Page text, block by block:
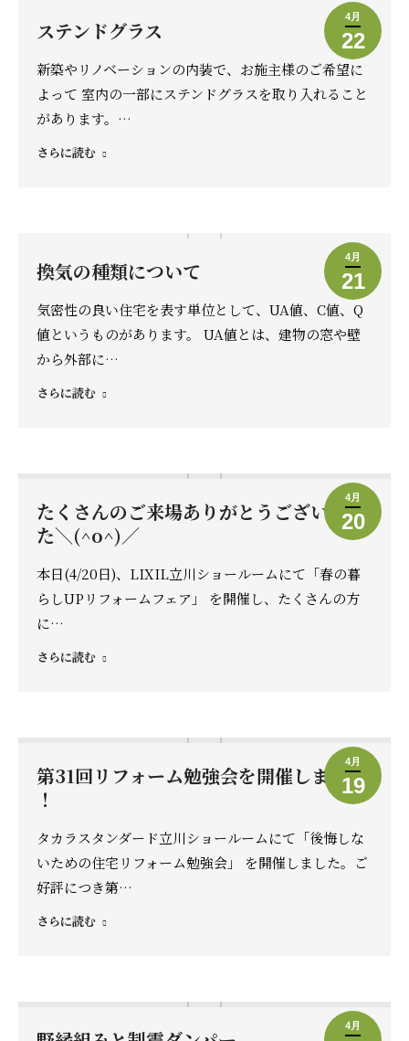
4月
22
ステンドグラス
新築やリノベーションの内装で、お施主様のご希望に
よって 室内の一部にステンドグラスを取り入れること
があります。…
さらに読む
4月
21
換気の種類について
気密性の良い住宅を表す単位として、UA値、C値、Q
値というものがあります。 UA値とは、建物の窓や壁
から外部に…
さらに読む
4月
20
たくさんのご来場ありがとうございまし
た＼(^o^)／
本日(4/20日)、LIXIL立川ショールームにて「春の暮
らしUPリフォームフェア」 を開催し、たくさんの方
に…
さらに読む
4月
19
第31回リフォーム勉強会を開催しました
！
タカラスタンダード立川ショールームにて「後悔しな
いための住宅リフォーム勉強会」 を開催しました。ご
好評につき第…
さらに読む
4月